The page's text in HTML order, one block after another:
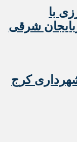
با
شرقی
کرج